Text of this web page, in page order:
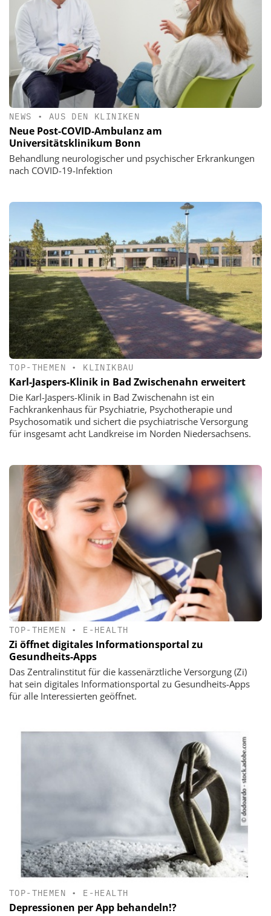
NEWS • AUS DEN KLINIKEN
Neue Post-COVID-Ambulanz am
Universitätsklinikum Bonn
Behandlung neurologischer und psychischer Erkrankungen
nach COVID-19-Infektion
TOP-THEMEN • KLINIKBAU
Karl-Jaspers-Klinik in Bad Zwischenahn erweitert
Die Karl-Jaspers-Klinik in Bad Zwischenahn ist ein
Fachkrankenhaus für Psychiatrie, Psychotherapie und
Psychosomatik und sichert die psychiatrische Versorgung
für insgesamt acht Landkreise im Norden Niedersachsens.
TOP-THEMEN • E-HEALTH
Zi öffnet digitales Informationsportal zu
Gesundheits-Apps
Das Zentralinstitut für die kassenärztliche Versorgung (Zi)
hat sein digitales Informationsportal zu Gesundheits-Apps
für alle Interessierten geöffnet.
TOP-THEMEN • E-HEALTH
Depressionen per App behandeln!?